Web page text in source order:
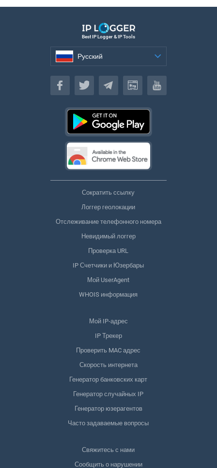
Best IP Logger & IP Tools
Русский
Русский
Сократить ссылку
Логгер геолокации
Отслеживание телефонного номера
Невидимый логгер
Проверка URL
IP Счетчики и Юзербары
Мой UserAgent
WHOIS информация
Мой IP-адрес
IP Трекер
Проверить MAC адрес
Скорость интернета
Генератор банковских карт
Генератор случайных IP
Генератор юзерагентов
Часто задаваемые вопросы
Свяжитесь с нами
Сообщить о нарушении